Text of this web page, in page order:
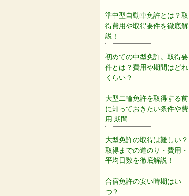
準中型自動車免許とは？取
得費用や取得要件を徹底解
説！
初めての中型免許。取得要
件とは？費用や期間はどれ
くらい？
大型二輪免許を取得する前
に知っておきたい条件や費
用,期間
大型免許の取得は難しい？
取得までの道のり・費用・
平均日数を徹底解説！
合宿免許の安い時期はい
つ？